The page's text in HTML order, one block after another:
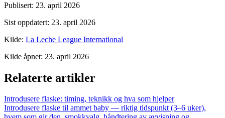
Publisert: 23. april 2026
Sist oppdatert: 23. april 2026
Kilde: La Leche League International
Kilde åpnet: 23. april 2026
Relaterte artikler
Introdusere flaske: timing, teknikk og hva som hjelper
Introdusere flaske til ammet baby — riktig tidspunkt (3–6 uker),